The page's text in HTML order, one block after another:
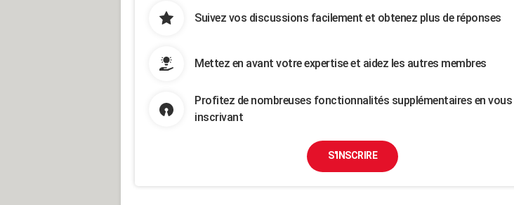
Suivez vos discussions facilement et obtenez plus de réponses
Mettez en avant votre expertise et aidez les autres membres
Profitez de nombreuses fonctionnalités supplémentaires en vous
inscrivant
S'INSCRIRE